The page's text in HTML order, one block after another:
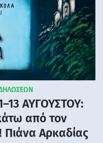
ΑΥΓΟΥΣΤΟΥ:
από τον
Πιάνα Αρκαδίας